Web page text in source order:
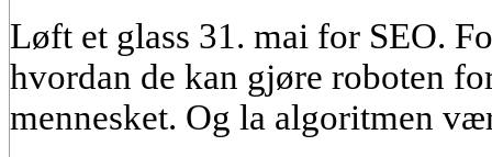
Løft et glass 31. mai for SEO.
hvordan de kan gjøre roboten
mennesket. Og la algoritmen